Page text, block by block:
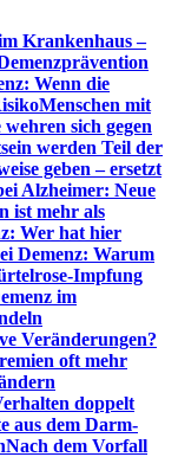
Krankenhaus –
Wenn die
Menschen mit
sich gegen
werden Teil der
geben – ersetzt
Alzheimer: Neue
ist mehr als
Wer hat hier
Demenz: Warum
Impfung
im
Veränderungen?
oft mehr
doppelt
aus dem Darm-
Nach dem Vorfall